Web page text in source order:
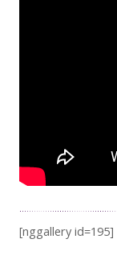
[nggallery id=195]